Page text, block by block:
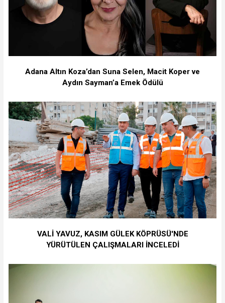
Adana Altın Koza’dan Suna Selen, Macit Koper ve
Aydın Sayman’a Emek Ödülü
VALİ YAVUZ, KASIM GÜLEK KÖPRÜSÜ'NDE
YÜRÜTÜLEN ÇALIŞMALARI İNCELEDİ